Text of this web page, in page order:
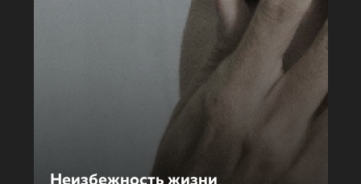
Неизбежность жизни